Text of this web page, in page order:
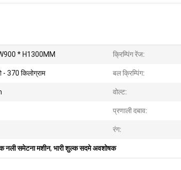
* H1300MM क्रिम्पिंग रेंज:
- 370 किलोग्राम बल क्रिम्पिंग:
वोल्ट:
प्रणाली दबाव:
रंग:
नली समेटना मशीन, भारी शुल्क सदमे अवशोषक